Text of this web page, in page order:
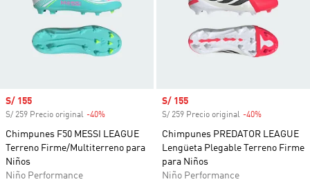
Precio de venta
S/ 155
S/ 259 Precio original -40%
Chimpunes F50 MESSI LEAGUE
Terreno Firme/Multiterreno para
Niños
Niño Performance
Precio de venta
S/ 155
S/ 259 Precio original -40%
Chimpunes PREDATOR LEAGUE
Lengüeta Plegable Terreno Firme
para Niños
Niño Performance